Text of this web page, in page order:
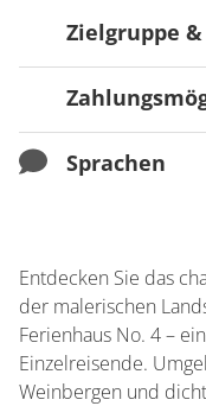
Zielgruppe
Ausrichtung
Für Familien
Sprachen
Französisch
Entdecken Sie das
der malerischen
Ferienhaus No. 4 –
Einzelreisende.
Weinbergen und